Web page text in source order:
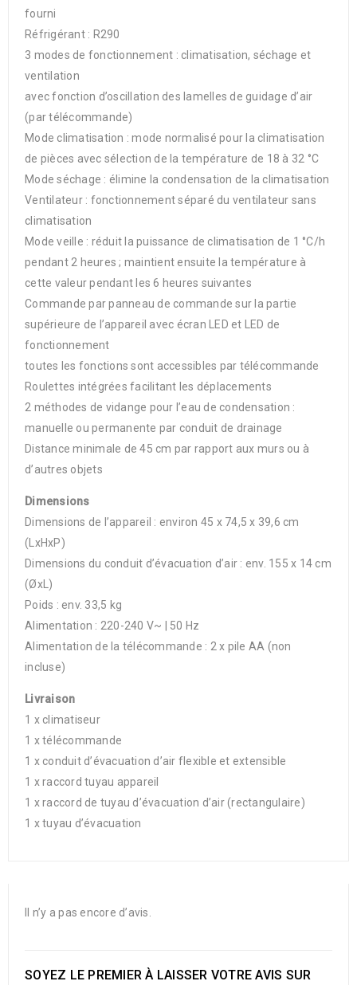
fourni
Réfrigérant : R290
3 modes de fonctionnement : climatisation, séchage et
ventilation
avec fonction d’oscillation des lamelles de guidage d’air
(par télécommande)
Mode climatisation : mode normalisé pour la climatisation
de pièces avec sélection de la température de 18 à 32 °C
Mode séchage : élimine la condensation de la climatisation
Ventilateur : fonctionnement séparé du ventilateur sans
climatisation
Mode veille : réduit la puissance de climatisation de 1 °C/h
pendant 2 heures ; maintient ensuite la température à
cette valeur pendant les 6 heures suivantes
Commande par panneau de commande sur la partie
supérieure de l’appareil avec écran LED et LED de
fonctionnement
toutes les fonctions sont accessibles par télécommande
Roulettes intégrées facilitant les déplacements
2 méthodes de vidange pour l’eau de condensation :
manuelle ou permanente par conduit de drainage
Distance minimale de 45 cm par rapport aux murs ou à
d’autres objets
Dimensions
Dimensions de l’appareil : environ 45 x 74,5 x 39,6 cm
(LxHxP)
Dimensions du conduit d’évacuation d’air : env. 155 x 14 cm
(ØxL)
Poids : env. 33,5 kg
Alimentation : 220-240 V~ | 50 Hz
Alimentation de la télécommande : 2 x pile AA (non
incluse)
Livraison
1 x climatiseur
1 x télécommande
1 x conduit d’évacuation d’air flexible et extensible
1 x raccord tuyau appareil
1 x raccord de tuyau d’évacuation d’air (rectangulaire)
1 x tuyau d’évacuation
Il n’y a pas encore d’avis.
SOYEZ LE PREMIER À LAISSER VOTRE AVIS SUR